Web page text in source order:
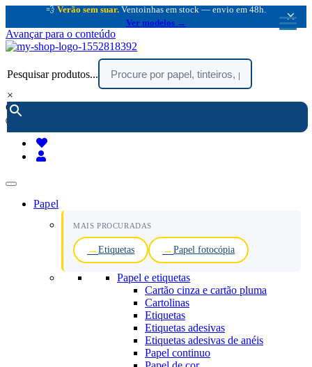
💨 Verão sem suar. Ventoinhas em stock — envio em 48h.
Ver modelos →
×
Avançar para o conteúdo
Pesquisar produtos...
×
encomendar por telefone :
(chamada rede fixa nacional)
Papel
MAIS PROCURADAS
Etiquetas Papel fotocópia
Papel e etiquetas
Cartão cinza e cartão pluma
Cartolinas
Etiquetas
Etiquetas adesivas
Etiquetas adesivas de anéis
Papel continuo